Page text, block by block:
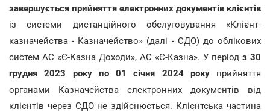
завершується прийняття електронних документів клієнтів
із системи дистанційного обслуговування «Клієнт-
казначейства - Казначейство» (далі - СДО) до облікових
систем АС «Є-Казна Доходи», АС «Є-Казна». У період з 30
грудня 2023 року по 01 січня 2024 рокуприйняття
органами Казначейства електронних документів від
клієнтів через СДО не здійснюється. Клієнтська частина